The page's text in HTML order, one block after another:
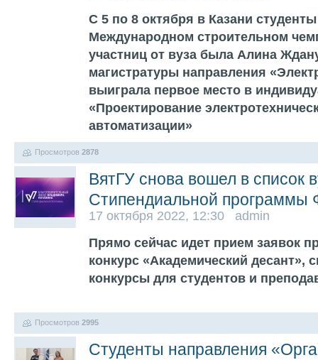
С 5 по 8 октября в Казани
Международном строительном
участниц от вуза была Алина
магистратуры направления
выиграла первое место в
«Проектирование
автоматизации»
Просмотров 2878
ВятГУ снова вошел в список
Стипендиальной программы
17 октября 2022, 12:30 admin
Прямо сейчас идет прием заявок
конкурс «Академический десант»,
конкурсы для студентов и
Просмотров 2995
Студенты направления